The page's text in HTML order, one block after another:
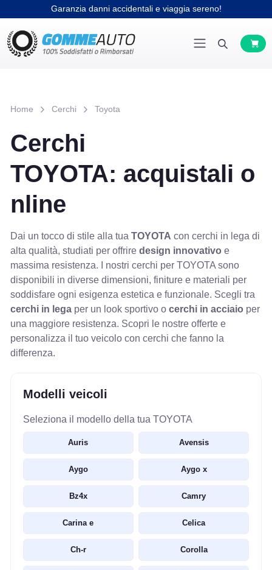
Garanzia danni accidentali e viaggia sereno!
Home Cerchi Toyota
Cerchi
TOYOTA: acquistali o
nline
Dai un tocco di stile alla tua TOYOTA con cerchi in lega di
alta qualità, studiati per offrire design innovativo e
massima resistenza. I nostri cerchi per TOYOTA sono
disponibili in diverse dimensioni, finiture e materiali per
soddisfare ogni esigenza estetica e funzionale. Scegli tra
cerchi in legaper un look sportivo o cerchi in acciaio per
una maggiore resistenza. Scopri le nostre offerte e
personalizza il tuo veicolo con cerchi che fanno la
differenza.
Modelli veicoli
Seleziona il modello della tua TOYOTA
Auris Avensis
Aygo Aygo x
Bz4x Camry
Carina e Celica
Ch-r Corolla